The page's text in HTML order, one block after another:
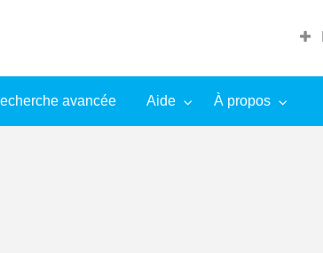
avancée Aide À propos